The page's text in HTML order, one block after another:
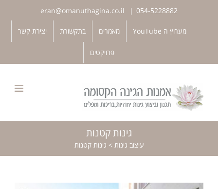
פתח סרגל נגישות
054-5228882
|
מערוץ ה YouTube מאמרים בתקשורת יצירת קשר
פרויקטים
גינות קטנות
עיצוב גינות > גינות קטנות